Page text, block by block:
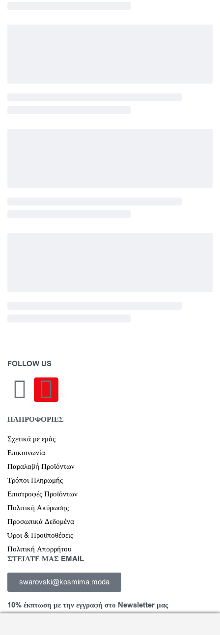
FOLLOW US
ΠΛΗΡΟΦΟΡΙΕΣ
Σχετικά με εμάς
Επικοινωνία
Παραλαβή Προϊόντων
Τρόποι Πληρωμής
Επιστροφές Προϊόντων
Πολιτική Ακύρωσης
Προσωπικά Δεδομένα
Όροι & Προϋποθέσεις
Πολιτική Απορρήτου
ΣΤΕΙΛΤΕ ΜΑΣ EMAIL
swarovski@kosmima.moda
10% έκπτωση με την εγγραφή στο Newsletter μας